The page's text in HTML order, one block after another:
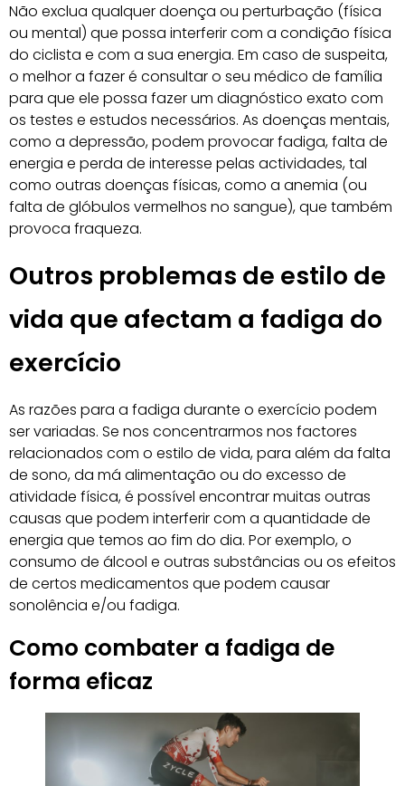
Não exclua qualquer doença ou perturbação (física
ou mental) que possa interferir com a condição física
do ciclista e com a sua energia. Em caso de suspeita,
o melhor a fazer é consultar o seu médico de família
para que ele possa fazer um diagnóstico exato com
os testes e estudos necessários. As doenças mentais,
como a depressão, podem provocar fadiga, falta de
energia e perda de interesse pelas actividades, tal
como outras doenças físicas, como a anemia (ou
falta de glóbulos vermelhos no sangue), que também
provoca fraqueza.
Outros problemas de estilo de
vida que afectam a fadiga do
exercício
As razões para a fadiga durante o exercício podem
ser variadas. Se nos concentrarmos nos factores
relacionados com o estilo de vida, para além da falta
de sono, da má alimentação ou do excesso de
atividade física, é possível encontrar muitas outras
causas que podem interferir com a quantidade de
energia que temos ao fim do dia. Por exemplo, o
consumo de álcool e outras substâncias ou os efeitos
de certos medicamentos que podem causar
sonolência e/ou fadiga.
Como combater a fadiga de
forma eficaz